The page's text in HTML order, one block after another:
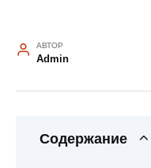
АВТОР
Admin
Содержание